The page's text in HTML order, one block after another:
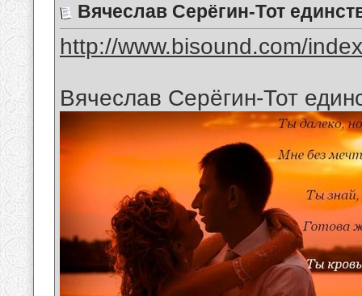
Вячеслав Серёгин-Тот
http://www.bisound.com/
Вячеслав Серёгин-Тот